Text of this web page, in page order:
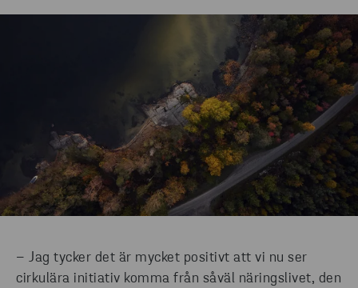
– Jag tycker det är mycket positivt att vi nu ser
cirkulära initiativ komma från såväl näringslivet, den